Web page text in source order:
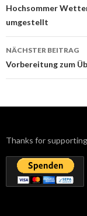
Navigation
Hochsommer
umgestellt
NÄCHSTER BEITRAG
Vorbereitung zum
Thanks for